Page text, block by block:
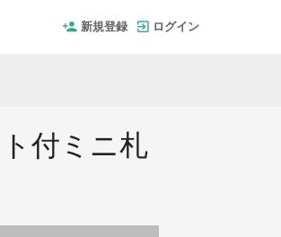
新規登録 ログイン
付ミニ札